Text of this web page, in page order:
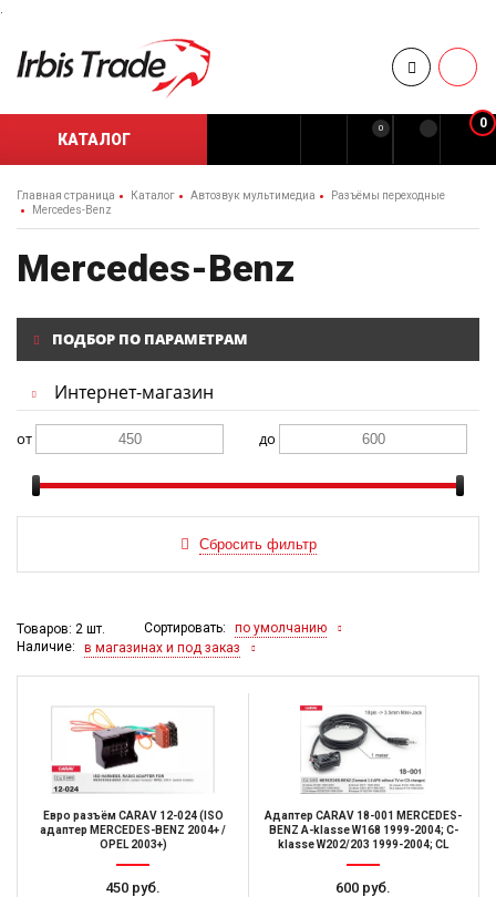
.
КАТАЛОГ
0 0
Главная страница Каталог Автозвук мультимедиа
Разъёмы переходные
Mercedes-Benz
Mercedes-Benz
ПОДБОР ПО ПАРАМЕТРАМ
Интернет-магазин
от до
Товаров: 2 шт. Сортировать:
по умолчанию
Наличие:
в магазинах и под заказ
Евро разъём CARAV 12-024 (ISO
адаптер MERCEDES-BENZ 2004+ /
OPEL 2003+)
450 руб.
Адаптер CARAV 18-001 MERCEDES-
BENZ A-klasse W168 1999-2004; C-
klasse W202/203 1999-2004; CL
600 руб.